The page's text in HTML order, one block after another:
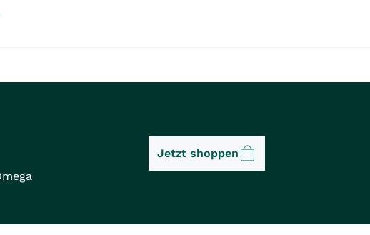
Jetzt shoppen